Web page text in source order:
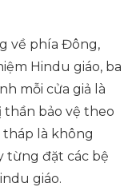
về phía Đông,
Hindu giáo, ba
mỗi cửa giả là
thần bảo vệ theo
là không
từng đặt các bệ
giáo.